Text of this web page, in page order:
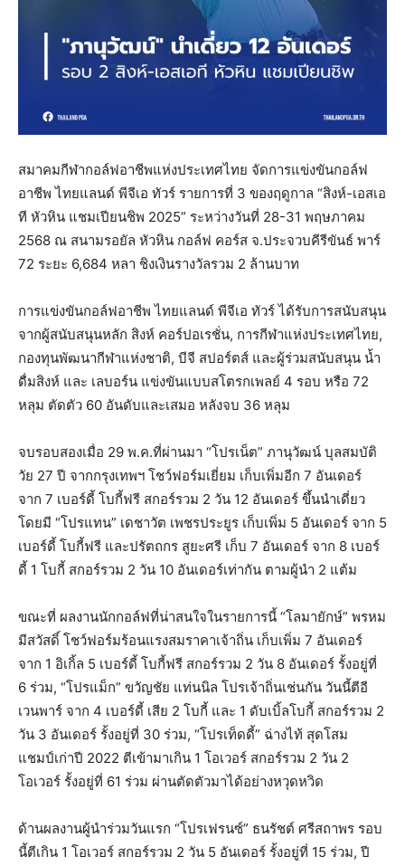
สมาคมกีฬากอล์ฟอาชีพแห่งประเทศไทย จัดการแข่งขันกอล์ฟ
อาชีพ ไทยแลนด์ พีจีเอ ทัวร์ รายการที่ 3 ของฤดูกาล “สิงห์-เอสเอ
ที หัวหิน แชมเปียนชิพ 2025” ระหว่างวันที่ 28-31 พฤษภาคม
2568 ณ สนามรอยัล หัวหิน กอล์ฟ คอร์ส จ.ประจวบคีรีขันธ์ พาร์
72 ระยะ 6,684 หลา ชิงเงินรางวัลรวม 2 ล้านบาท
การแข่งขันกอล์ฟอาชีพ ไทยแลนด์ พีจีเอ ทัวร์ ได้รับการสนับสนุน
จากผู้สนับสนุนหลัก สิงห์ คอร์ปอเรชั่น, การกีฬาแห่งประเทศไทย,
กองทุนพัฒนากีฬาแห่งชาติ, บีจี สปอร์ตส์ และผู้ร่วมสนับสนุน น้ำ
ดื่มสิงห์ และ เลบอร์น แข่งขันแบบสโตรกเพลย์ 4 รอบ หรือ 72
หลุม ตัดตัว 60 อันดับและเสมอ หลังจบ 36 หลุม
จบรอบสองเมื่อ 29 พ.ค.ที่ผ่านมา “โปรเน็ต” ภานุวัฒน์ บุลสมบัติ
วัย 27 ปี จากกรุงเทพฯ โชว์ฟอร์มเยี่ยม เก็บเพิ่มอีก 7 อันเดอร์
จาก 7 เบอร์ดี้ โบกี้ฟรี สกอร์รวม 2 วัน 12 อันเดอร์ ขึ้นนำเดี่ยว
โดยมี “โปรแทน” เดชาวัต เพชรประยูร เก็บเพิ่ม 5 อันเดอร์ จาก 5
เบอร์ดี้ โบกี้ฟรี และปรัตถกร สูยะศรี เก็บ 7 อันเดอร์ จาก 8 เบอร์
ดี้ 1 โบกี้ สกอร์รวม 2 วัน 10 อันเดอร์เท่ากัน ตามผู้นำ 2 แต้ม
ขณะที่ ผลงานนักกอล์ฟที่น่าสนใจในรายการนี้ “โลมายักษ์” พรหม
มีสวัสดิ์ โชว์ฟอร์มร้อนแรงสมราคาเจ้าถิ่น เก็บเพิ่ม 7 อันเดอร์
จาก 1 อิเกิ้ล 5 เบอร์ดี้ โบกี้ฟรี สกอร์รวม 2 วัน 8 อันเดอร์ รั้งอยู่ที่
6 ร่วม, “โปรแม็ก” ขวัญชัย แท่นนิล โปรเจ้าถิ่นเช่นกัน วันนี้ตีอี
เวนพาร์ จาก 4 เบอร์ดี้ เสีย 2 โบกี้ และ 1 ดับเบิ้ลโบกี้ สกอร์รวม 2
วัน 3 อันเดอร์ รั้งอยู่ที่ 30 ร่วม, “โปรเท็ดดี้” ฉ่างไท้ สุดโสม
แชมป์เก่าปี 2022 ตีเข้ามาเกิน 1 โอเวอร์ สกอร์รวม 2 วัน 2
โอเวอร์ รั้งอยู่ที่ 61 ร่วม ผ่านตัดตัวมาได้อย่างหวุดหวิด
ด้านผลงานผู้นำร่วมวันแรก “โปรเฟรนซ์” ธนรัชต์ ศรีสถาพร รอบ
นี้ตีเกิน 1 โอเวอร์ สกอร์รวม 2 วัน 5 อันเดอร์ รั้งอยู่ที่ 15 ร่วม, ปี